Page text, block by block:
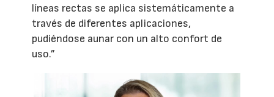
líneas rectas se aplica sistemáticamente a
través de diferentes aplicaciones,
pudiéndose aunar con un alto confort de
uso.”